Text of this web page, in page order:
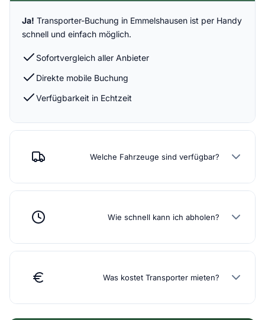
Ja! Transporter-Buchung in Emmelshausen ist per Handy
schnell und einfach möglich.
Sofortvergleich aller Anbieter
Direkte mobile Buchung
Verfügbarkeit in Echtzeit
Welche Fahrzeuge sind verfügbar?
Wie schnell kann ich abholen?
Was kostet Transporter mieten?